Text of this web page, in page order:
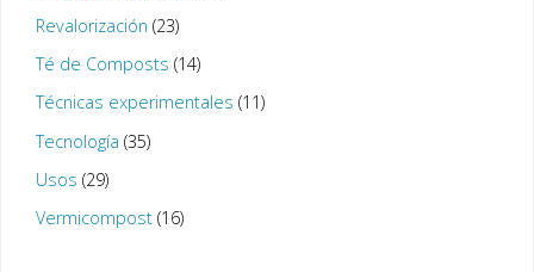
Revalorización (23)
Té de Composts (14)
Técnicas experimentales (11)
Tecnología (35)
Usos (29)
Vermicompost(16)